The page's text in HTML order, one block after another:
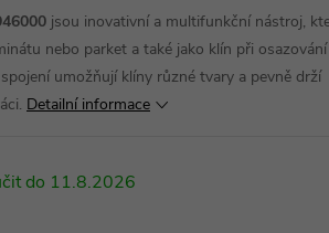
jsou inovativní a multifunkční nástroj,
nebo parket a také jako klín při
umožňují klíny různé tvary a pevně drží
Detailní informace
11.8.2026